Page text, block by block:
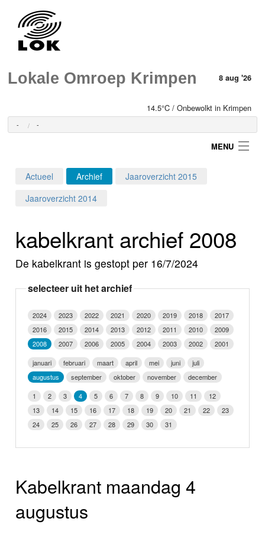
Lokale Omroep Krimpen 8 aug '26
14.5°C / Onbewolkt in Krimpen
- -
MENU
Programma's
Video
Webcam
Info
Actueel Archief
Jaaroverzicht 2015
Jaaroverzicht 2014
kabelkrant archief 2008
De kabelkrant is gestopt per 16/7/2024
selecteer uit het archief
2024 2023 2022 2021 2020 2019 2018
2017
2016
2015 2014 2013 2012 2011 2010
2009
2008
2007 2006 2005 2004 2003 2002
2001
januari
februari maart april mei juni
juli
augustus
september oktober november
december
1
2 3 4 5 6 7 8 9 10 11
12
13
14 15 16 17 18 19 20 21 22
23
24
25 26 27 28 29 30 31
Kabelkrant maandag 4
augustus